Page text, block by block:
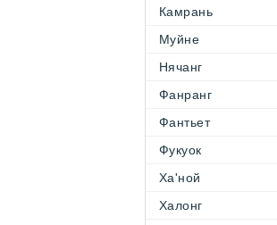
Камрань
Муйне
Нячанг
Фанранг
Фантьет
Фукуок
Ха'ной
Халонг